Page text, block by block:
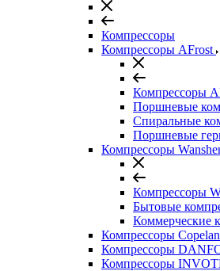
Компрессоры
Компрессоры AFrost
Компрессоры
Поршневые
Спиральные
Поршневые
Компрессоры
Компрессоры
Бытовые
Коммерческие
Компрессоры
Компрессоры
Компрессоры